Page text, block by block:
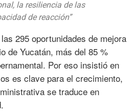
la resiliencia de las
de reacción”
295 oportunidades de mejora
de Yucatán, más del 85 %
Por eso insistió en
es clave para el crecimiento,
se traduce en